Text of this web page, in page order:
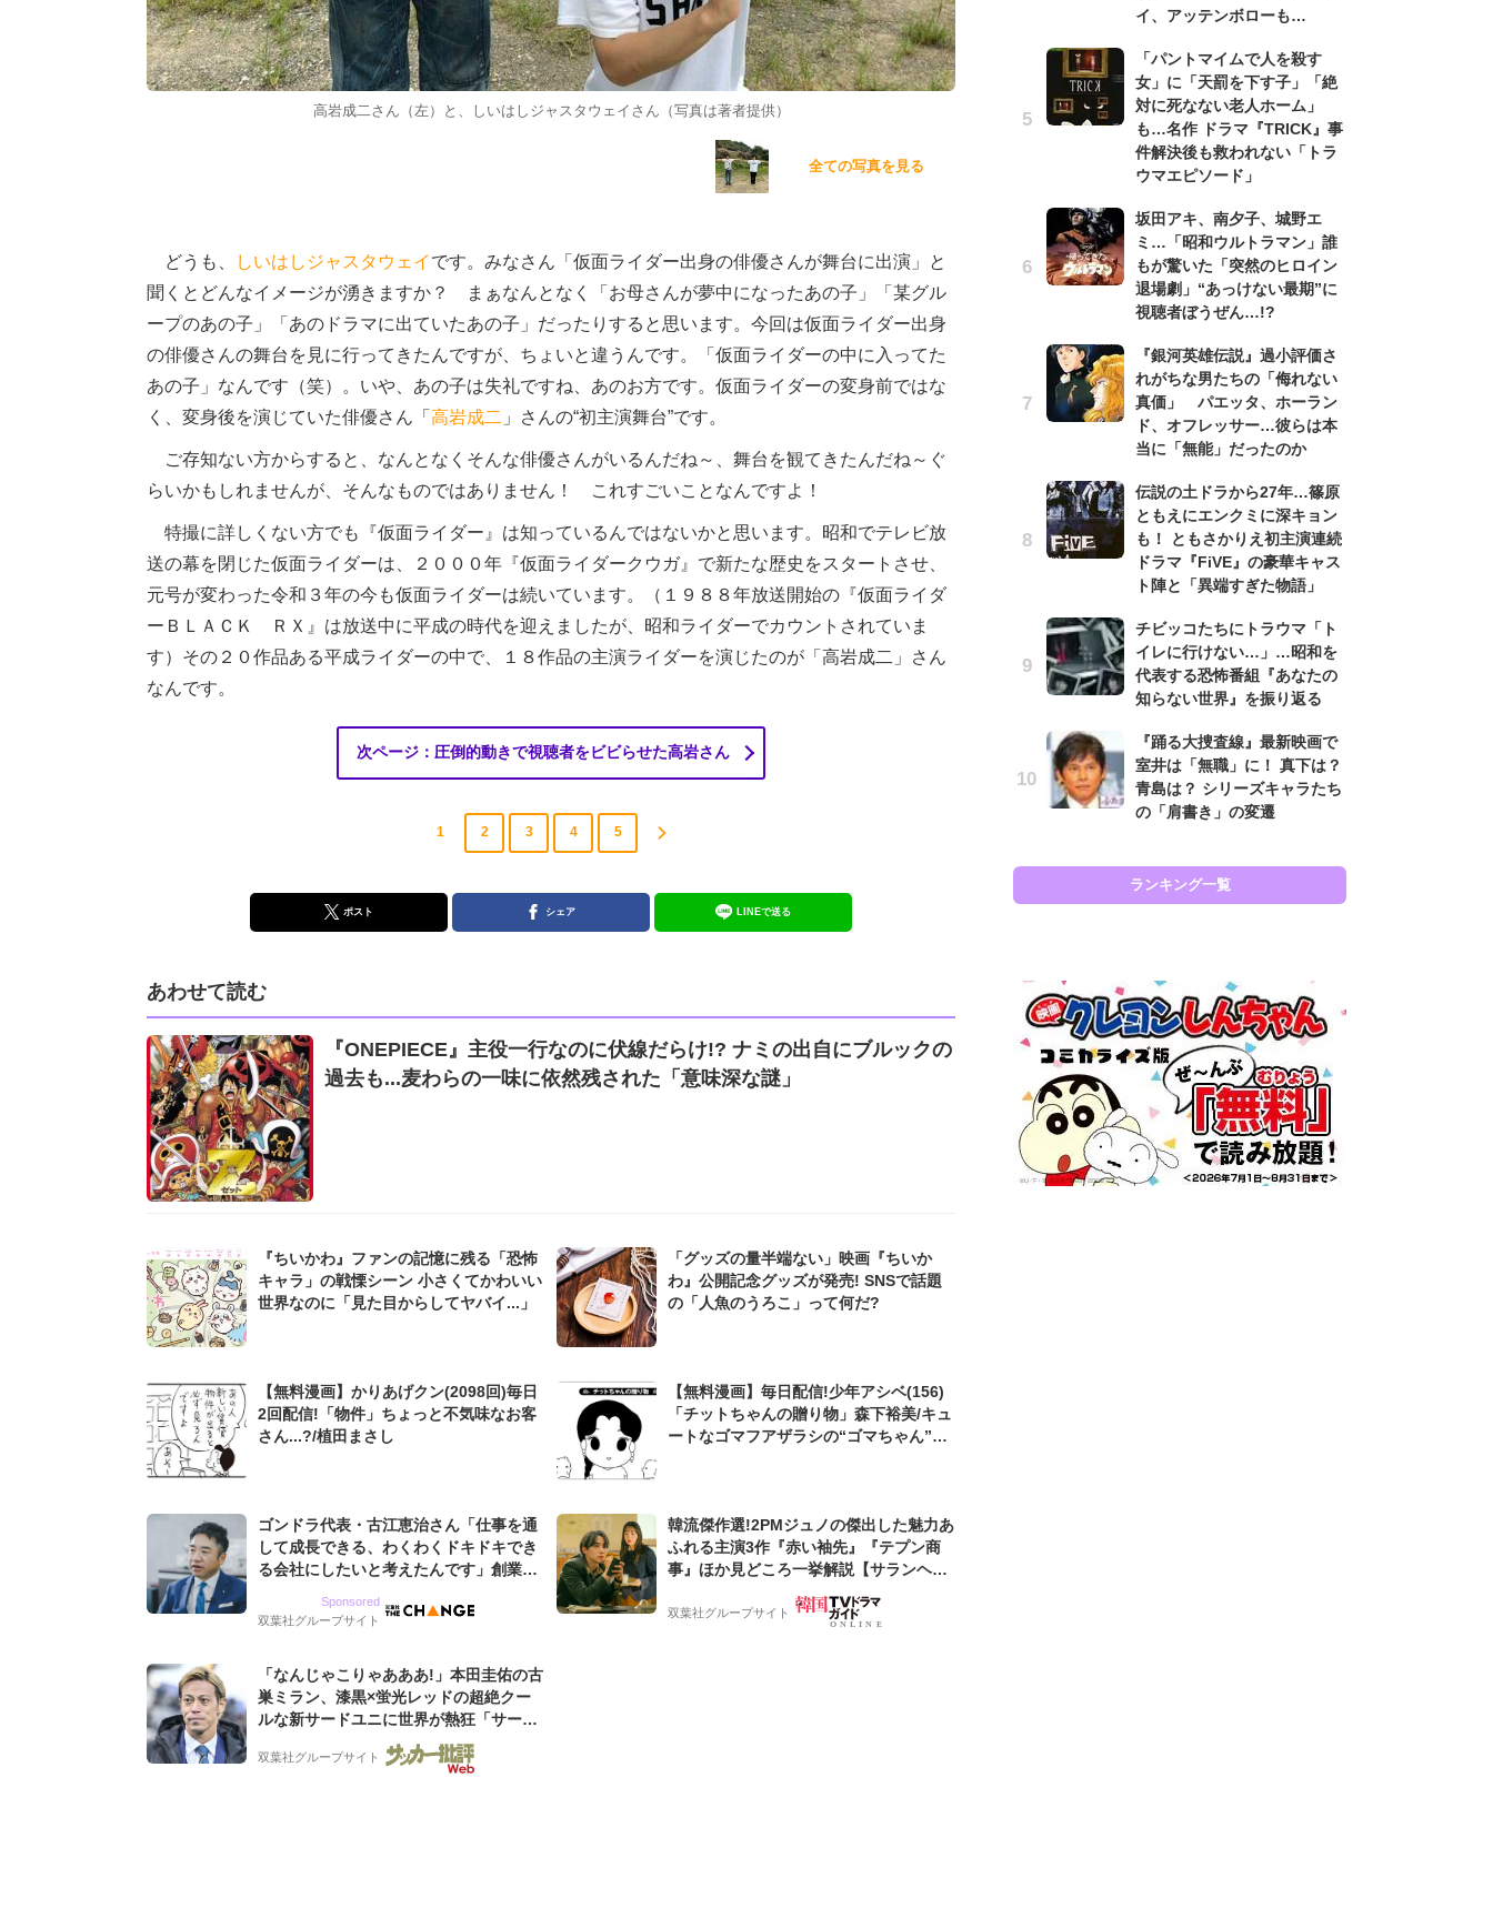
高岩成二さん（左）と、しいはしジャスタウェイさん（写真は著者提供）
全ての写真を見る
どうも、 しいはしジャスタウェイ です。みなさん「仮面ライダー出身の俳優さんが舞台に出演」と
聞くとどんなイメージが湧きますか？ まぁなんとなく「お母さんが夢中になったあの子」「某グル
ープのあの子」「あのドラマに出ていたあの子」だったりすると思います。今回は仮面ライダー出身
の俳優さんの舞台を見に行ってきたんですが、ちょいと違うんです。「仮面ライダーの中に入ってた
あの子」なんです（笑）。いや、あの子は失礼ですね、あのお方です。仮面ライダーの変身前ではな
く、変身後を演じていた俳優さん「 高岩成二 」さんの“初主演舞台”です。
ご存知ない方からすると、なんとなくそんな俳優さんがいるんだね～、舞台を観てきたんだね～ぐ
らいかもしれませんが、そんなものではありません！ これすごいことなんですよ！
特撮に詳しくない方でも『仮面ライダー』は知っているんではないかと思います。昭和でテレビ放
送の幕を閉じた仮面ライダーは、２０００年『仮面ライダークウガ』で新たな歴史をスタートさせ、
元号が変わった令和３年の今も仮面ライダーは続いています。（１９８８年放送開始の『仮面ライダ
ーＢＬＡＣＫ ＲＸ』は放送中に平成の時代を迎えましたが、昭和ライダーでカウントされていま
す）その２０作品ある平成ライダーの中で、１８作品の主演ライダーを演じたのが「高岩成二」さん
なんです。
次ページ：圧倒的動きで視聴者をビビらせた高岩さん
1 2 3 4 5
ポスト シェア LINEで送る
あわせて読む
『ONEPIECE』主役一行なのに伏線だらけ!? ナミの出自にブルックの
過去も...麦わらの一味に依然残された「意味深な謎」
『ちいかわ』ファンの記憶に残る「恐怖
キャラ」の戦慄シーン 小さくてかわいい
世界なのに「見た目からしてヤバイ...」
「グッズの量半端ない」映画『ちいか
わ』公開記念グッズが発売! SNSで話題
の「人魚のうろこ」って何だ?
【無料漫画】かりあげクン(2098回)毎日
2回配信!「物件」ちょっと不気味なお客
さん...?/植田まさし
【無料漫画】毎日配信!少年アシベ(156)
「チットちゃんの贈り物」森下裕美/キュ
ートなゴマフアザラシの“ゴマちゃん”を
ゴンドラ代表・古江恵治さん「仕事を通
して成長できる、わくわくドキドキでき
る会社にしたいと考えたんです」創業来
グ会社のアイデンティティ
Sponsored
双葉社グループサイト
韓流傑作選!2PMジュノの傑出した魅力あ
ふれる主演3作『赤い袖先』『テプン商
事』ほか見どころ一挙解説【サランヘジ
双葉社グループサイト
「なんじゃこりゃあああ!」本田圭佑の古
巣ミラン、漆黒×蛍光レッドの超絶クー
ルな新サードユニに世界が熱狂「サード
なのにズルい」「こりゃかっけえわ」
双葉社グループサイト
イ、アッテンボローも…
「パントマイムで人を殺す
女」に「天罰を下す子」「絶
対に死なない老人ホーム」
も…名作 ドラマ『TRICK』事
件解決後も救われない「トラ
ウマエピソード」
坂田アキ、南夕子、城野エ
ミ…「昭和ウルトラマン」誰
もが驚いた「突然のヒロイン
退場劇」“あっけない最期”に
視聴者ぼうぜん…!?
『銀河英雄伝説』過小評価さ
れがちな男たちの「侮れない
真価」 パエッタ、ホーラン
ド、オフレッサー…彼らは本
当に「無能」だったのか
伝説の土ドラから27年…篠原
ともえにエンクミに深キョン
も！ ともさかりえ初主演連続
ドラマ『FiVE』の豪華キャス
ト陣と「異端すぎた物語」
チビッコたちにトラウマ「ト
イレに行けない…」…昭和を
代表する恐怖番組『あなたの
知らない世界』を振り返る
『踊る大捜査線』最新映画で
室井は「無職」に！ 真下は？
青島は？ シリーズキャラたち
の「肩書き」の変遷
ランキング一覧